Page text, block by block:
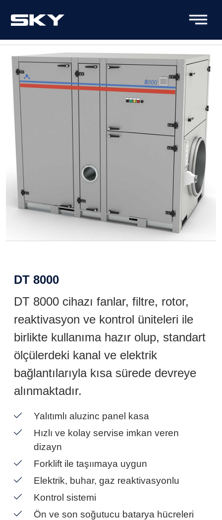
DT 8000
DT 8000 cihazı fanlar, filtre, rotor,
reaktivasyon ve kontrol üniteleri ile
birlikte kullanıma hazır olup, standart
ölçülerdeki kanal ve elektrik
bağlantılarıyla kısa sürede devreye
alınmaktadır.
Yalıtımlı aluzinc panel kasa
Hızlı ve kolay servise imkan veren
dizayn
Forklift ile taşıımaya uygun
Elektrik, buhar, gaz reaktivasyonlu
Kontrol sistemi
Ön ve son soğutucu batarya hücreleri